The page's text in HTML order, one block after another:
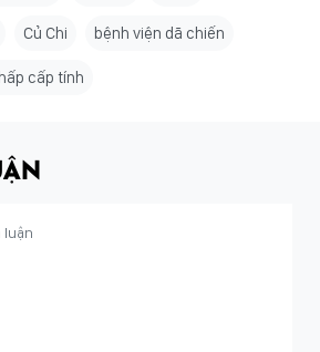
Củ Chi bệnh viện dã chiến
cấp tính